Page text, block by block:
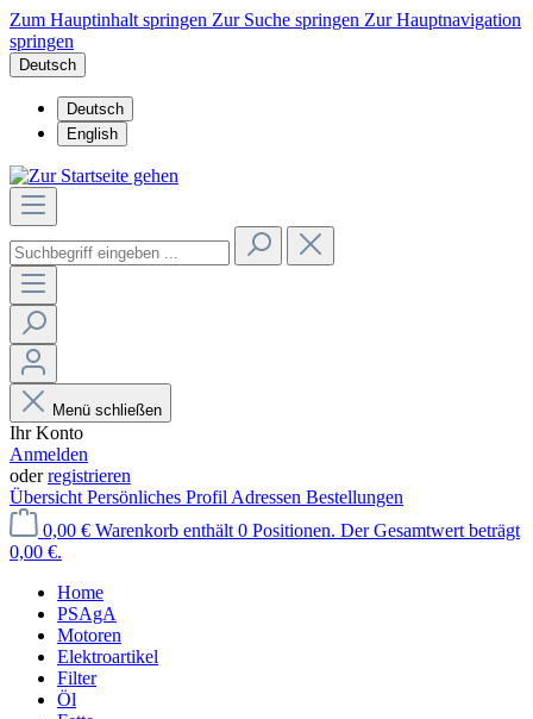
Zum Hauptinhalt springen Zur Suche springen Zur Hauptnavigation
springen
Deutsch
Deutsch
English
Menü schließen
Ihr Konto
Anmelden
oderregistrieren
Übersicht Persönliches Profil Adressen Bestellungen
0,00 € Warenkorb enthält 0 Positionen. Der Gesamtwert beträgt
0,00 €.
Home
PSAgA
Motoren
Elektroartikel
Filter
Öl